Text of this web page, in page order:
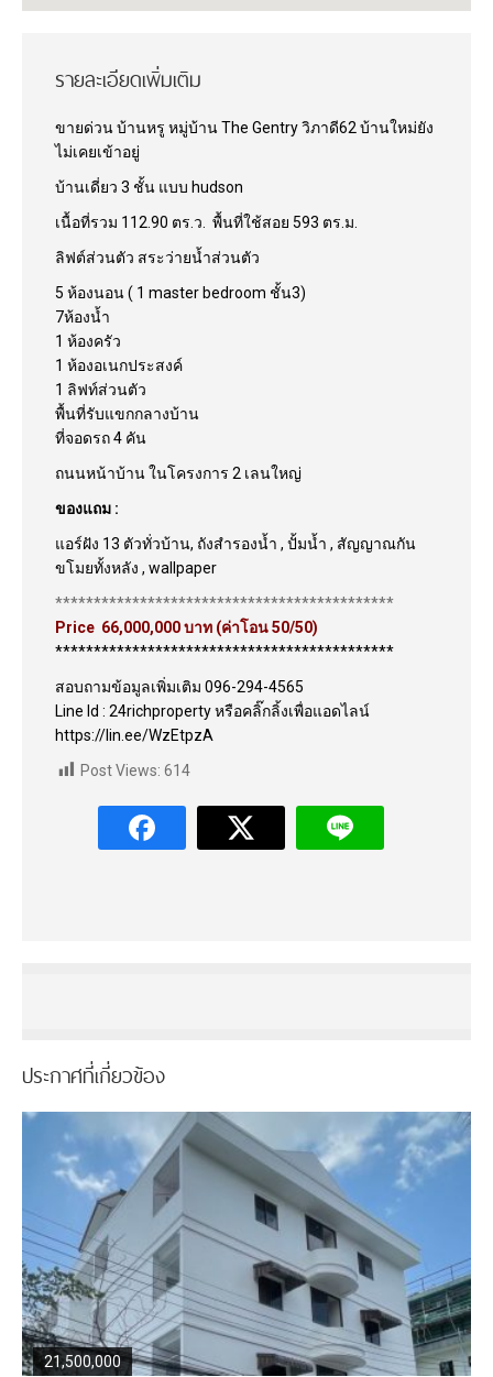
รายละเอียดเพิ่มเติม
ขายด่วนบ้านหรู หมู่บ้านThe Gentryวิภาดี62 บ้านใหม่ยัง
ไม่เคยเข้าอยู่
บ้านเดี่ยว 3 ชั้น แบบ hudson
เนื้อที่รวม 112.90 ตร ว พื้นที่ใช้สอย 593 ตร ม
ลิฟต์ส่วนตัว สระว่ายน้ำส่วนตัว
5 ห้องนอน( 1 master bedroom ชั้น3)
7ห้องน้ำ
1 ห้องครัว
1 ห้องอเนกประสงค์
1 ลิฟท์ส่วนตัว
พื้นที่รับแขกกลางบ้าน
ที่จอดรถ4 คัน
ถนนหน้าบ้านในโครงการ 2 เลนใหญ่
ของแถม :
แอร์ฝัง 13 ตัวทั่วบ้าน, ถังสำรองน้ำ , ปั้มน้ำ , สัญญาณกัน
ขโมยทั้งหลัง , wallpaper
********************************************
Price 66,000,000บาท (ค่าโอน50/50)
********************************************
สอบถามข้อมูลเพิ่มเติม 096-294-4565
Line Id : 24richproperty หรือคลิ๊กลิ้งเพื่อแอดไลน์
https://lin.ee/WzEtpzA
Post Views: 614
ประกาศที่เกี่ยวข้อง
21,500,000
นำทางโพสต์